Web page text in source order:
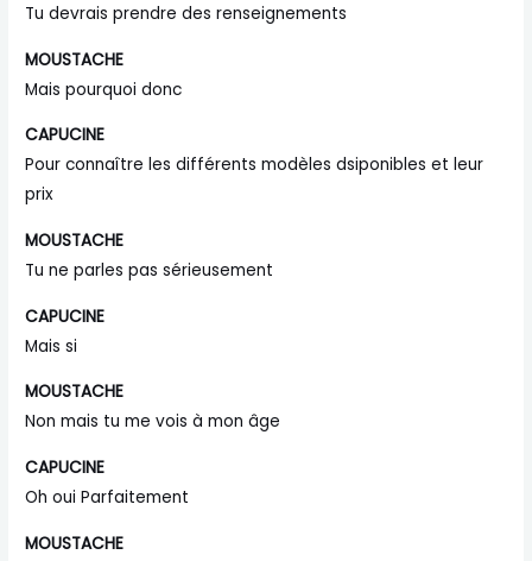
Tu devrais prendre des renseignements
MOUSTACHE
Mais pourquoi donc
CAPUCINE
Pour connaître les différents modèles dsiponibles et leur
prix
MOUSTACHE
Tu ne parles pas sérieusement
CAPUCINE
Mais si
MOUSTACHE
Non mais tu me vois à mon âge
CAPUCINE
Oh oui Parfaitement
MOUSTACHE